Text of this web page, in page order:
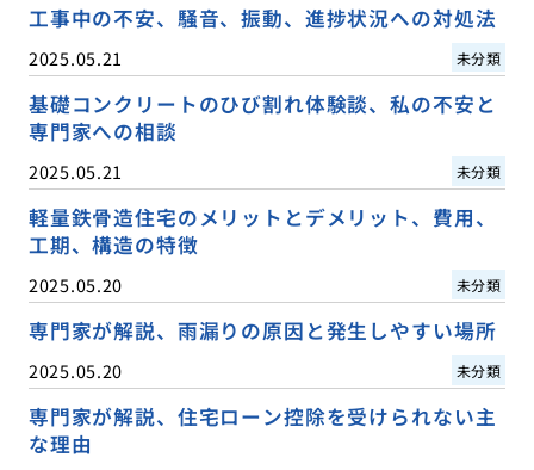
工事中の不安、騒音、振動、進捗状況への対処法
2025.05.21 未分類
基礎コンクリートのひび割れ体験談、私の不安と
専門家への相談
2025.05.21 未分類
軽量鉄骨造住宅のメリットとデメリット、費用、
工期、構造の特徴
2025.05.20 未分類
専門家が解説、雨漏りの原因と発生しやすい場所
2025.05.20 未分類
専門家が解説、住宅ローン控除を受けられない主
な理由